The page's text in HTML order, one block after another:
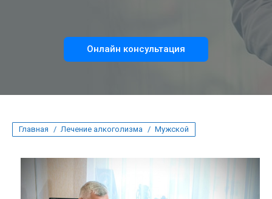
Онлайн консультация
Вы здесь:
Главная Лечение алкоголизма Мужской